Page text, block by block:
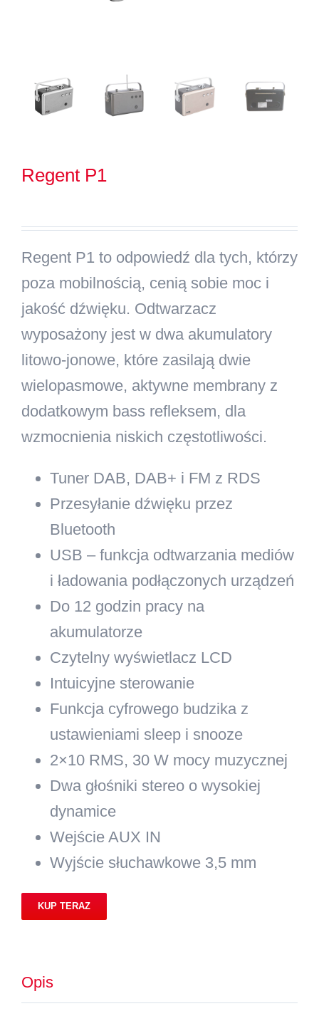
Regent P1
Regent P1 to odpowiedź dla tych, którzy
poza mobilnością, cenią sobie moc i
jakość dźwięku. Odtwarzacz
wyposażony jest w dwa akumulatory
litowo-jonowe, które zasilają dwie
wielopasmowe, aktywne membrany z
dodatkowym bass refleksem, dla
wzmocnienia niskich częstotliwości.
Tuner DAB, DAB+ i FM z RDS
Przesyłanie dźwięku przez
Bluetooth
USB – funkcja odtwarzania mediów
i ładowania podłączonych urządzeń
Do 12 godzin pracy na
akumulatorze
Czytelny wyświetlacz LCD
Intuicyjne sterowanie
Funkcja cyfrowego budzika z
ustawieniami sleep i snooze
2×10 RMS, 30 W mocy muzycznej
Dwa głośniki stereo o wysokiej
dynamice
Wejście AUX IN
Wyjście słuchawkowe 3,5 mm
KUP TERAZ
Opis